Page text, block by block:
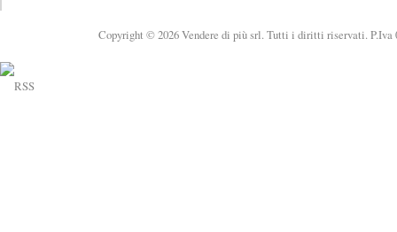
Copyright © 2026 Vendere di più srl. Tutti i diritti riservati. P.Iva